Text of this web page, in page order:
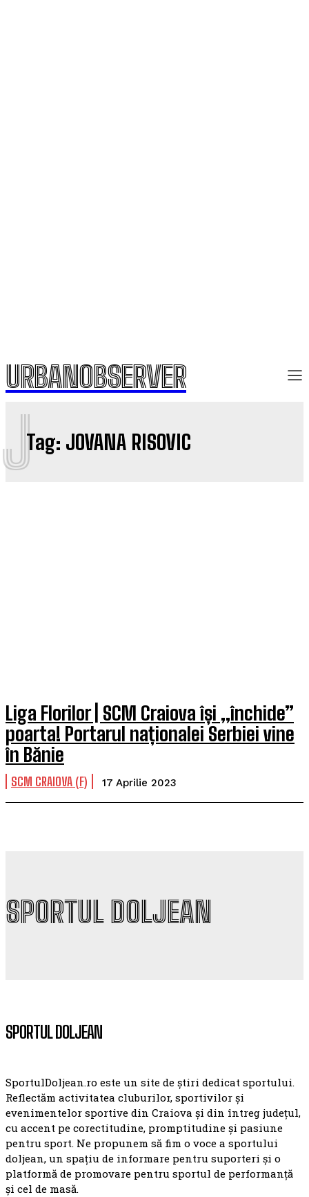
URBANOBSERVER
Tag: JOVANA RISOVIC
J
Liga Florilor | SCM Craiova își „închide”
poarta! Portarul naționalei Serbiei vine
în Bănie
SCM CRAIOVA (F) 17 Aprilie 2023
SPORTUL DOLJEAN
SPORTUL DOLJEAN
SportulDoljean.ro este un site de știri dedicat sportului.
Reflectăm activitatea cluburilor, sportivilor și
evenimentelor sportive din Craiova și din întreg județul,
cu accent pe corectitudine, promptitudine și pasiune
pentru sport. Ne propunem să fim o voce a sportului
doljean, un spațiu de informare pentru suporteri și o
platformă de promovare pentru sportul de performanță
și cel de masă.